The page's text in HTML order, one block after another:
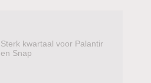
Sterk kwartaal voor Palantir
en Snap